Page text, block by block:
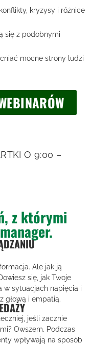
kryzysy i różnice
się z podobnymi
mocne strony ludzi
O 9:00 –
z którymi
Ale jak ją
się, jak Twoje
w sytuacjach napięcia i
głową i empatią.
jeśli zacznie
Owszem. Podczas
wpływają na sposób